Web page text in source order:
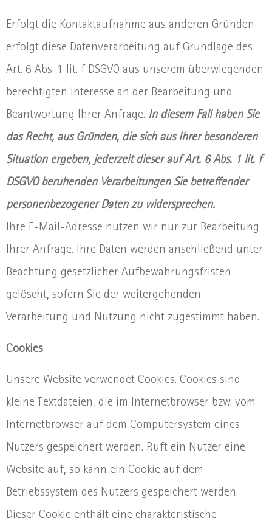
Erfolgt die Kontaktaufnahme aus anderen Gründen
erfolgt diese Datenverarbeitung auf Grundlage des
Art. 6 Abs. 1 lit. f DSGVO aus unserem überwiegenden
berechtigten Interesse an der Bearbeitung und
Beantwortung Ihrer Anfrage. In diesem Fall haben Sie
das Recht, aus Gründen, die sich aus Ihrer besonderen
Situation ergeben, jederzeit dieser auf Art. 6 Abs. 1 lit. f
DSGVO beruhenden Verarbeitungen Sie betreffender
personenbezogener Daten zu widersprechen.
Ihre E-Mail-Adresse nutzen wir nur zur Bearbeitung
Ihrer Anfrage. Ihre Daten werden anschließend unter
Beachtung gesetzlicher Aufbewahrungsfristen
gelöscht, sofern Sie der weitergehenden
Verarbeitung und Nutzung nicht zugestimmt haben.
Cookies
Unsere Website verwendet Cookies. Cookies sind
kleine Textdateien, die im Internetbrowser bzw. vom
Internetbrowser auf dem Computersystem eines
Nutzers gespeichert werden. Ruft ein Nutzer eine
Website auf, so kann ein Cookie auf dem
Betriebssystem des Nutzers gespeichert werden.
Dieser Cookie enthält eine charakteristische